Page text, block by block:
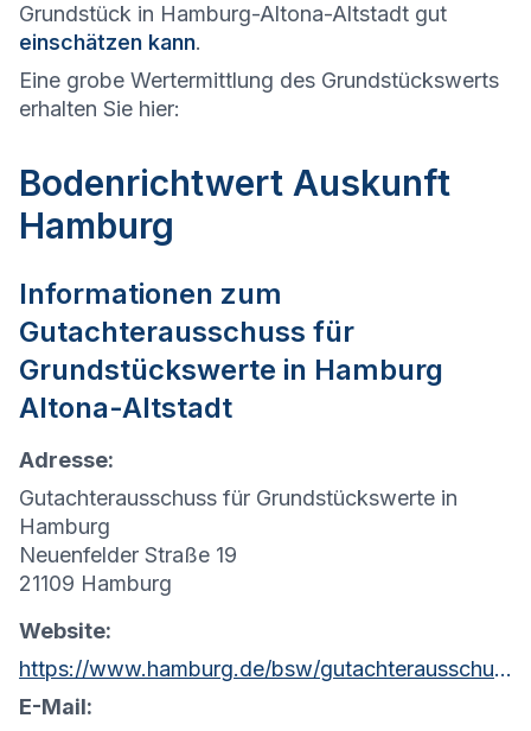
Grundstück in Hamburg-Altona-Altstadt gut
einschätzen kann.
Eine grobe Wertermittlung des Grundstückswerts
erhalten Sie hier:
Bodenrichtwert Auskunft
Hamburg
Informationen zum
Gutachterausschuss für
Grundstückswerte in Hamburg
Altona-Altstadt
Adresse:
Gutachterausschuss für Grundstückswerte in
Hamburg
Neuenfelder Straße 19
21109 Hamburg
Website:
https://www.hamburg.de/bsw/gutachterausschuss
E-Mail: